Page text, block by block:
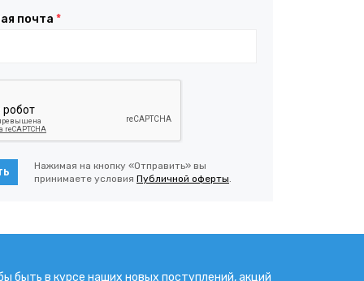
почта *
Нажимая на кнопку «Отправить» вы
принимаете условия Публичной оферты.
быть в курсе наших новых поступлений, акций